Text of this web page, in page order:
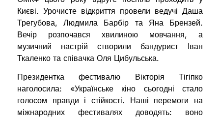
Києві. Урочисте відкриття провели ведучі Даша
Трегубова, Людмила Барбір та Яна Брензей.
Вечір розпочався хвилиною мовчання, а
музичний настрій створили бандурист Іван
Ткаленко та співачка Оля Цибульська.
Президентка фестивалю Вікторія Тігіпко
наголосила: «Українське кіно сьогодні стало
голосом правди і стійкості. Наші перемоги на
міжнародних фестивалях доводять: воно